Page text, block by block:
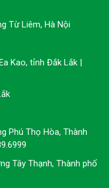
Từ Liêm, Hà Nội
Kao, tỉnh Đắk Lắk |
Phú Thọ Hòa, Thành
Tây Thạnh, Thành phố